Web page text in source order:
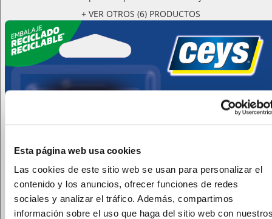
Esta página web usa cookies
Las cookies de este sitio web se usan para personalizar el
contenido y los anuncios, ofrecer funciones de redes
sociales y analizar el tráfico. Además, compartimos
información sobre el uso que haga del sitio web con
+ VER OTROS (6) PRODUCTOS